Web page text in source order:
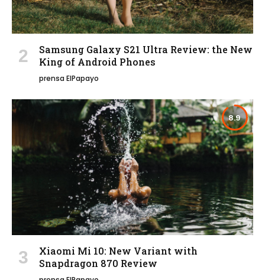
Samsung Galaxy S21 Ultra Review: the New
King of Android Phones
prensa ElPapayo
8.9
Xiaomi Mi 10: New Variant with
Snapdragon 870 Review